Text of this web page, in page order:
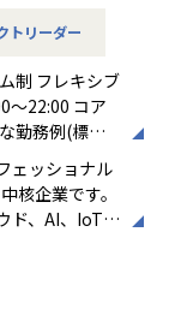
たいと考えて
りも多く発生
ラットフォー
気通貫で関わ
開発だけでな
基づくスキル
であり、要件
トリーダー
シブ
コア
勤務例(標準
イムあり）
19時間）
ェッショナル
核企業です。
ド、AI、IoTを
ます。
り、30年以